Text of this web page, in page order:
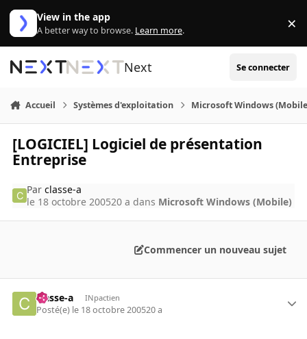
Aller au contenu
View in the app
A better way to browse. Learn more. ×
Next Se connecter
Accueil Systèmes d'exploitation Microsoft Windows
[LOGICIEL] Logiciel de présentation
Entreprise
Parclasse-a
le 18 octobre 200520 a dans Microsoft Windows (Mobile)
Commencer un nouveau sujet
classe-a INpactien
Posté(e) le 18 octobre 200520 a